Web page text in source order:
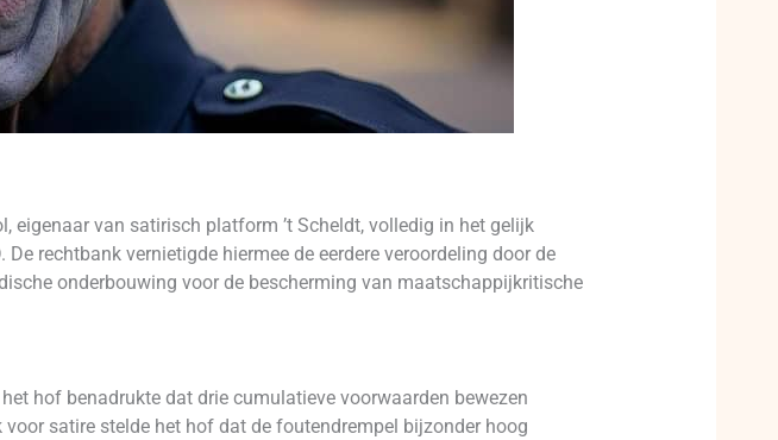
eigenaar van satirisch platform ’t Scheldt, volledig in het gelijk
rechtbank vernietigde hiermee de eerdere veroordeling door de
onderbouwing voor de bescherming van maatschappijkritische
hof benadrukte dat drie cumulatieve voorwaarden bewezen
satire stelde het hof dat de foutendrempel bijzonder hoog